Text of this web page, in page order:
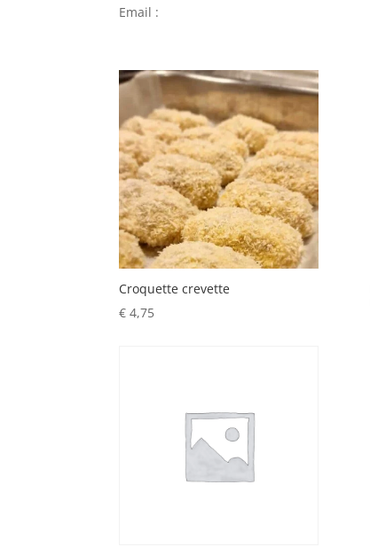
Email :
Croquette crevette
€ 4,75